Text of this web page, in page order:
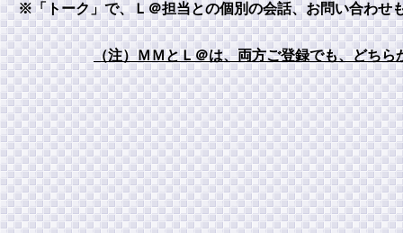
※「トーク」で、Ｌ＠担当との個別の会話、お問い合わせ
（注）ＭＭとＬ＠は、両方ご登録でも、どち